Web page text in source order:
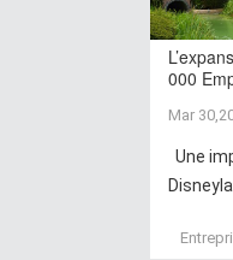
000
Mar
Une